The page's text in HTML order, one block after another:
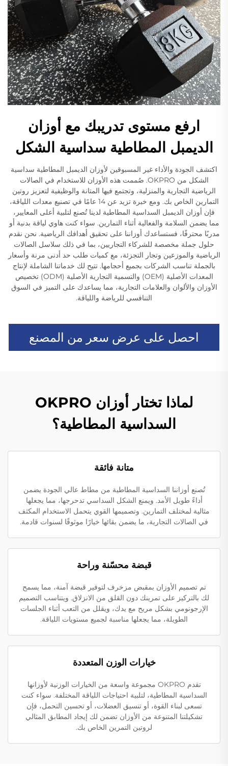
ارفع مستوى تدريبك مع أوزان
الديمبل المطاطية سداسية الشكل
اكتشف الجودة والأداء غير المسبوقين لأوزان الديمبل المطاطية سداسية
الشكل من OKPRO. صُممت هذه الأوزان للاستخدام في الصالات
الرياضية التجارية والمنزلية، وتجتمع فيها المتانة والوظيفية لتعزيز روتين
التمارين الخاص بك. ومع خبرة تزيد عن 14 عامًا في تصنيع معدات اللياقة،
فإن أوزان الديمبل السداسية المطاطية لدينا تُصنع لتلبية أعلى المعايير،
مما يضمن السلامة والفعالية أثناء التمارين. سواء كنت هاوي لياقة بدنية أو
مدربًا محترفًا، فستساعدك أوزاننا على تحقيق أهدافك الرياضية. نحن نقدم
حلول جملة مخصصة للشركاء التجاريين، بما في ذلك سلاسل الصالات
الرياضية والموزعين وتجار التجزئة، مع كميات طلب حد أدنى مرنة وأسعار
بالجملة تناسب الشركات بجميع أحجامها. تتيح لك خدماتنا الشاملة لإنتاج
المعدات الأصلية (OEM) والتسمية التجارية الأصلية (ODM) تخصيص
الأوزان والألوان والعلامات التجارية، مما يساعدك على التميز في السوق
التنافسي للرياضة واللياقة.
احصل على عرض سعر من المصنع
لماذا تختار أوزان OKPRO
السداسية المطاطية؟
متانة فائقة
تُصنع أوزاننا السداسية المطاطية من مطاط عالي الجودة يضمن
أداءً طويل الأمد. ويمنع الشكل السداسي تدحرجها، مما يجعلها
مثالية لمختلف التمارين. وتصميمها القوي يتحمل الاستخدام المكثف
في الصالات التجارية، ما يضمن بقائها خيارًا موثوقًا لسنوات قادمة.
قبضة محسّنة وراحة
تم تصميم الأوزان بمقبض مزخرف لتوفير قبضة آمنة، مما يسمح
لك بالتركيز على تمرينك دون القلق من الانزلاق. ويتناسب التصميم
الإرجونومي بشكل مريح مع يدك، ويقلل من التعب أثناء الجلسات
الطويلة، مما يجعلها مناسبة لجميع مستويات اللياقة.
خيارات الوزن المتعددة
تقدم OKPRO مجموعة واسعة من الخيارات الوزنية لأوزانها
السداسية المطاطية، لتلبية احتياجات اللياقة المختلفة. سواء كنت
تسعى لبناء القوة، أو تنسيق العضلات، أو تحسين التحمل، فإن
تشكيلتنا المتنوعة من الأوزان تضمن لك إيجاد المطابق المثالي
لروتين التمرين الخاص بك.